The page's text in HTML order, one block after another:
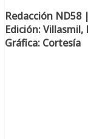
Redacción ND58
Edición: Villasmil,
Gráfica: Cortesía